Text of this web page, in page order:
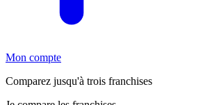
Mon compte
Comparez jusqu'à trois franchises